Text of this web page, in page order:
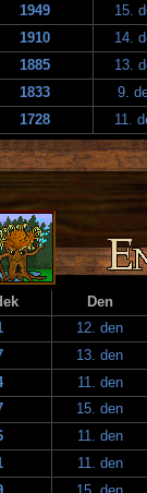
1949
15.
1910
14.
1885
13.
1833
9.
1728 11.
Den
12. den
13. den
11. den
15. den
11. den
11. den